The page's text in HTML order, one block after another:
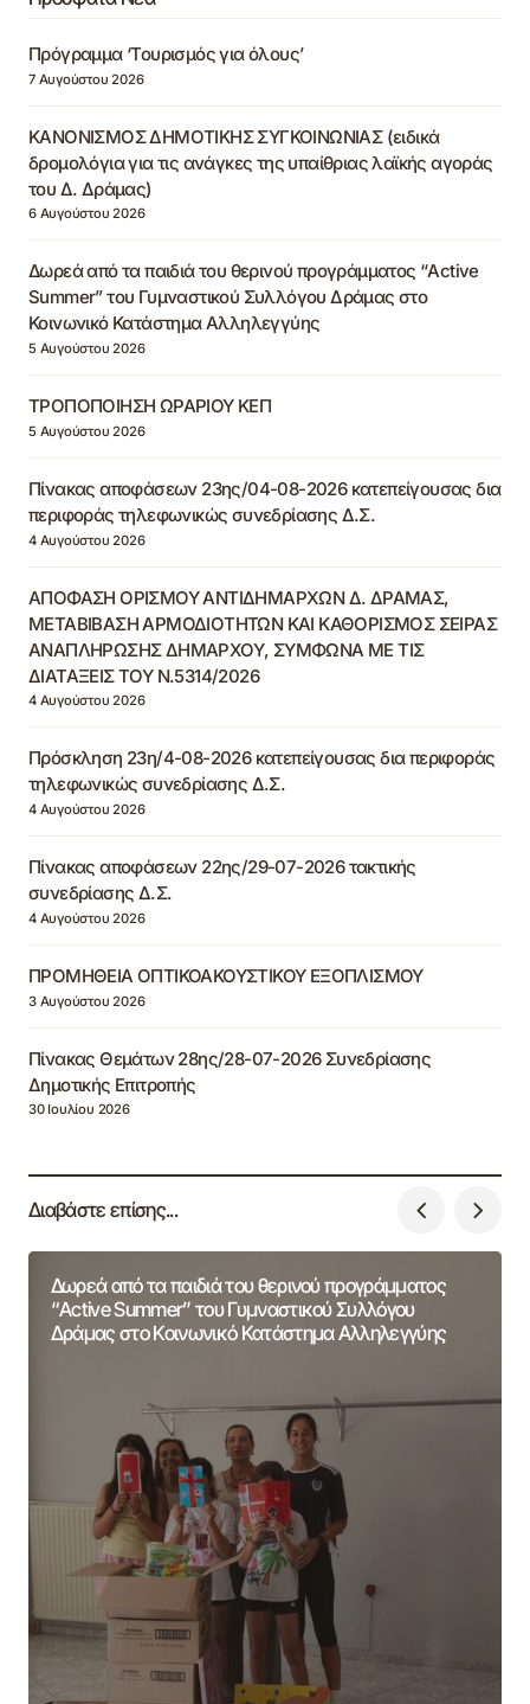
Πρόγραμμα ‘Τουρισμός για όλους’
7 Αυγούστου 2026
ΚΑΝΟΝΙΣΜΟΣ ΔΗΜΟΤΙΚΗΣ ΣΥΓΚΟΙΝΩΝΙΑΣ (ειδικά
δρομολόγια για τις ανάγκες της υπαίθριας λαϊκής αγοράς
του Δ. Δράμας)
6 Αυγούστου 2026
Δωρεά από τα παιδιά του θερινού προγράμματος “Active
Summer” του Γυμναστικού Συλλόγου Δράμας στο
Κοινωνικό Κατάστημα Αλληλεγγύης
5 Αυγούστου 2026
ΤΡΟΠΟΠΟΙΗΣΗ ΩΡΑΡΙΟΥ ΚΕΠ
5 Αυγούστου 2026
Πίνακας αποφάσεων 23ης/04-08-2026 κατεπείγουσας δια
περιφοράς τηλεφωνικώς συνεδρίασης Δ.Σ.
4 Αυγούστου 2026
ΑΠΟΦΑΣΗ ΟΡΙΣΜΟΥ ΑΝΤΙΔΗΜΑΡΧΩΝ Δ. ΔΡΑΜΑΣ,
ΜΕΤΑΒΙΒΑΣΗ ΑΡΜΟΔΙΟΤΗΤΩΝ ΚΑΙ ΚΑΘΟΡΙΣΜΟΣ ΣΕΙΡΑΣ
ΑΝΑΠΛΗΡΩΣΗΣ ΔΗΜΑΡΧΟΥ, ΣΥΜΦΩΝΑ ΜΕ ΤΙΣ
ΔΙΑΤΑΞΕΙΣ ΤΟΥ Ν.5314/2026
4 Αυγούστου 2026
Πρόσκληση 23η/4-08-2026 κατεπείγουσας δια περιφοράς
τηλεφωνικώς συνεδρίασης Δ.Σ.
4 Αυγούστου 2026
Πίνακας αποφάσεων 22ης/29-07-2026 τακτικής
συνεδρίασης Δ.Σ.
4 Αυγούστου 2026
ΠΡΟΜΗΘΕΙΑ ΟΠΤΙΚΟΑΚΟΥΣΤΙΚΟΥ ΕΞΟΠΛΙΣΜΟΥ
3 Αυγούστου 2026
Πίνακας Θεμάτων 28ης/28-07-2026 Συνεδρίασης
Δημοτικής Επιτροπής
30 Ιουλίου 2026
Διαβάστε επίσης...
Δωρεά από τα παιδιά του θερινού προγράμματος
“Active Summer” του Γυμναστικού Συλλόγου
Δράμας στο Κοινωνικό Κατάστημα Αλληλεγγύης